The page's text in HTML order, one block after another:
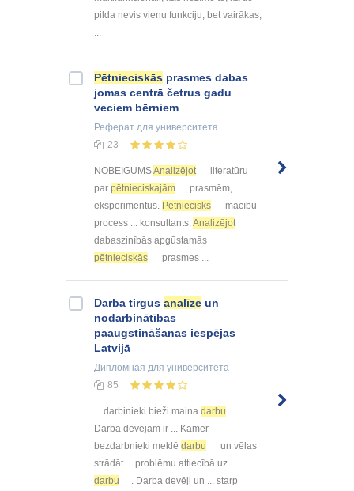
pilda nevis vienu funkciju, bet vairākas,
...
Pētnieciskās prasmes dabas
jomas centrā četrus gadu
veciem bērniem
Реферат для университета
23
NOBEIGUMSAnalizējot
literatūru
par pētnieciskajām
prasmēm, ...
eksperimentus. Pētniecisks
mācību
process ... konsultants.Analizējot
dabaszinībās apgūstamās
pētnieciskās
prasmes ...
Darba tirgus analīze un
nodarbinātības
paaugstināšanas iespējas
Latvijā
Дипломная для университета
85
... darbinieki bieži maina darbu
.
Darba devējam ir ... Kamēr
bezdarbnieki meklē darbu
un vēlas
strādāt ... problēmu attiecībā uz
darbu
. Darba devēji un ... starp